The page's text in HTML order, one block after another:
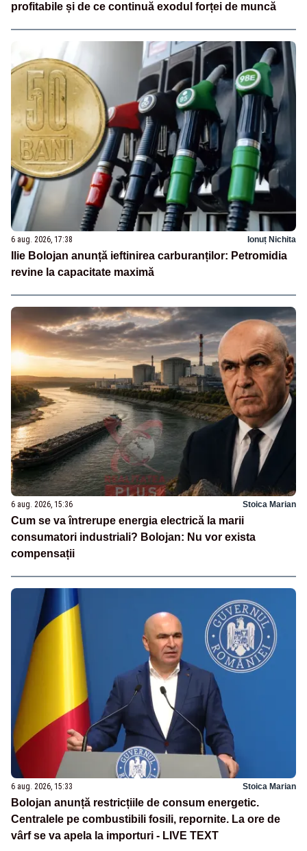
profitabile și de ce continuă exodul forței de muncă
6 aug. 2026, 17:38 Ionuț Nichita
Ilie Bolojan anunță ieftinirea carburanților: Petromidia
revine la capacitate maximă
6 aug. 2026, 15:36 Stoica Marian
Cum se va întrerupe energia electrică la marii
consumatori industriali? Bolojan: Nu vor exista
compensații
6 aug. 2026, 15:33 Stoica Marian
Bolojan anunță restricțiile de consum energetic.
Centralele pe combustibili fosili, repornite. La ore de
vârf se va apela la importuri - LIVE TEXT